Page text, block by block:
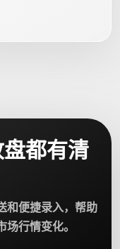
都有清
和便捷录入，帮助
行情变化。